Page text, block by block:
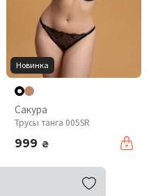
Новинка
Сакура
Трусы танга 005SR
999 ₴